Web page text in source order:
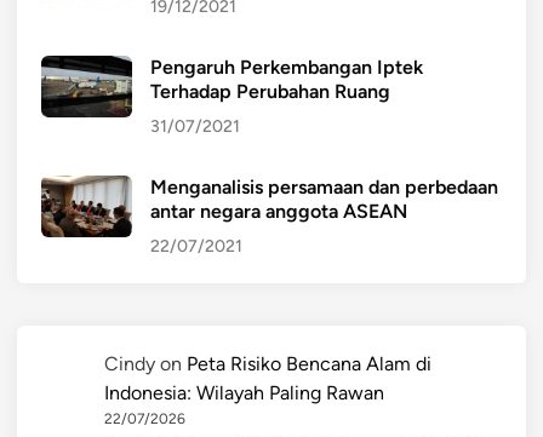
19/12/2021
Pengaruh Perkembangan Iptek
Terhadap Perubahan Ruang
31/07/2021
Menganalisis persamaan dan perbedaan
antar negara anggota ASEAN
22/07/2021
Cindy on Peta Risiko Bencana Alam di
Indonesia: Wilayah Paling Rawan
22/07/2026